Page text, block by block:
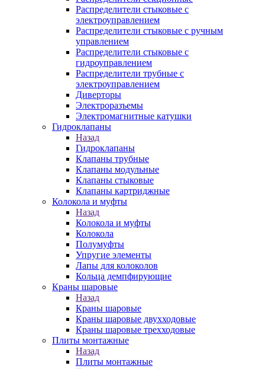
Распределители стыковые с
электроуправлением
Распределители стыковые с ручным
управлением
Распределители стыковые с
гидроуправлением
Распределители трубные с
электроуправлением
Диверторы
Электроразъемы
Электромагнитные катушки
Гидроклапаны
Назад
Гидроклапаны
Клапаны трубные
Клапаны модульные
Клапаны стыковые
Клапаны картриджные
Колокола и муфты
Назад
Колокола и муфты
Колокола
Полумуфты
Упругие элементы
Лапы для колоколов
Кольца демпфирующие
Краны шаровые
Назад
Краны шаровые
Краны шаровые двухходовые
Краны шаровые трехходовые
Плиты монтажные
Назад
Плиты монтажные